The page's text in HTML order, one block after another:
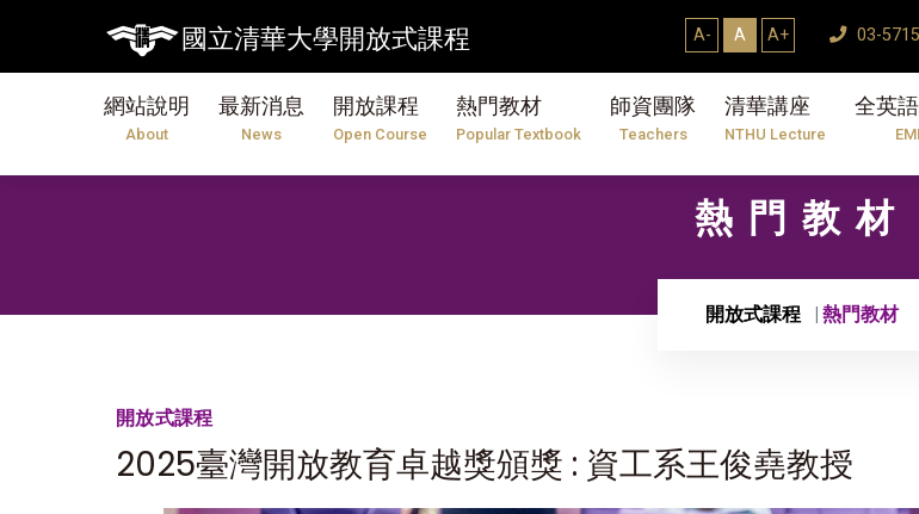
國立清華大學開放式課程 A- A A+ 03-
網站說明
About
最新消息
News
開放課程
Open Course
熱門教材
Popular Textbook
師資團隊
Teachers
清華講座
NTHU Lecture
全英
EMI
熱門教材
開放式課程 熱門教材
開放式課程
2025臺灣開放教育卓越獎頒獎 : 資工系王俊堯教授